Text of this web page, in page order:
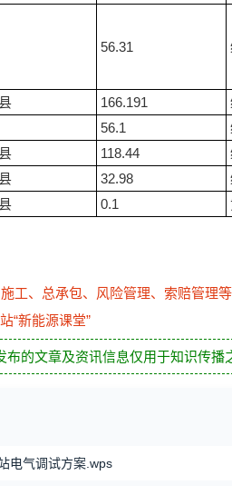
56.31
166.191
56.1
118.44
32.98
0.1
工、总承包、风险管理、索赔管理
“新能源课堂”
布的文章及资讯信息仅用于知识传播
电气调试方案.wps